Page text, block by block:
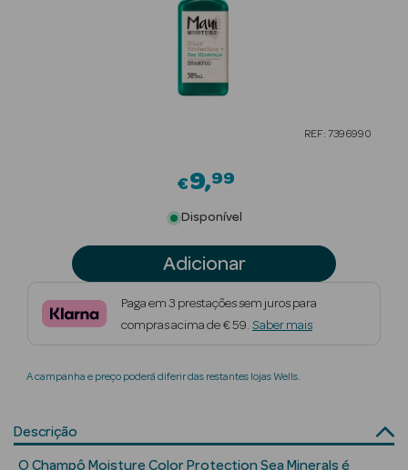
Beauty Season
Maquilhagem
Beauty Season
REF: 7396990
€9 99
Disponível
Adicionar
Paga em 3 prestações sem juros para
compras acima de € 59. Saber mais
A campanha e preço poderá diferir das restantes lojas Wells.
Descrição
O Champô Moisture Color Protection Sea Minerals é